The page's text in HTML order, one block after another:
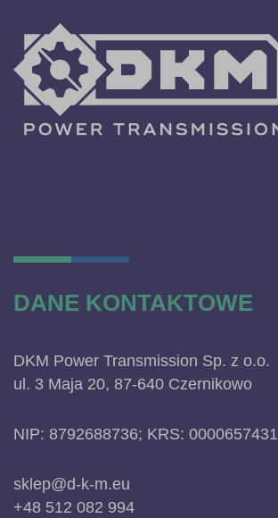
DANE KONTAKTOWE
DKM Power Transmission Sp. z o.o.
ul. 3 Maja 20, 87-640 Czernikowo
NIP: 8792688736; KRS: 0000657431
sklep@d-k-m.eu
+48 512 082 994